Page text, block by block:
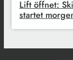
Lift öffnet:
startet